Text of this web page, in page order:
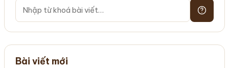
Bài viết mới